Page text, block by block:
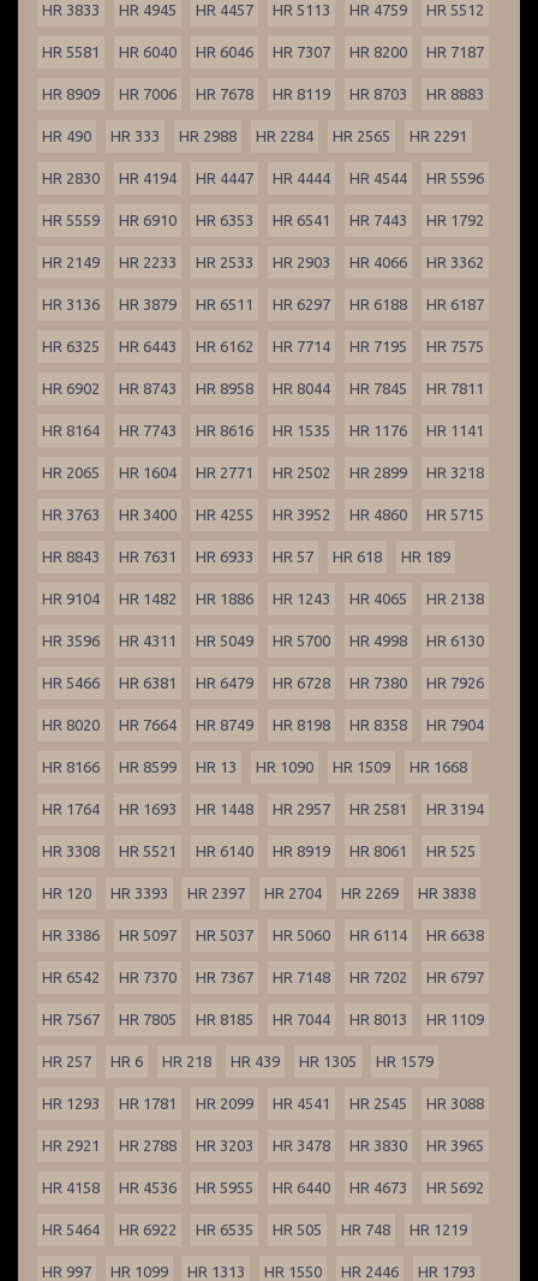
HR 3833 HR 4945 HR 4457 HR 5113 HR 4759 HR 5512
HR 5581 HR 6040 HR 6046 HR 7307 HR 8200 HR 7187
HR 8909 HR 7006 HR 7678 HR 8119 HR 8703 HR 8883
HR 490 HR 333 HR 2988 HR 2284 HR 2565 HR 2291
HR 2830 HR 4194 HR 4447 HR 4444 HR 4544 HR 5596
HR 5559 HR 6910 HR 6353 HR 6541 HR 7443 HR 1792
HR 2149 HR 2233 HR 2533 HR 2903 HR 4066 HR 3362
HR 3136 HR 3879 HR 6511 HR 6297 HR 6188 HR 6187
HR 6325 HR 6443 HR 6162 HR 7714 HR 7195 HR 7575
HR 6902 HR 8743 HR 8958 HR 8044 HR 7845 HR 7811
HR 8164 HR 7743 HR 8616 HR 1535 HR 1176 HR 1141
HR 2065 HR 1604 HR 2771 HR 2502 HR 2899 HR 3218
HR 3763 HR 3400 HR 4255 HR 3952 HR 4860 HR 5715
HR 8843 HR 7631 HR 6933 HR 57 HR 618 HR 189
HR 9104 HR 1482 HR 1886 HR 1243 HR 4065 HR 2138
HR 3596 HR 4311 HR 5049 HR 5700 HR 4998 HR 6130
HR 5466 HR 6381 HR 6479 HR 6728 HR 7380 HR 7926
HR 8020 HR 7664 HR 8749 HR 8198 HR 8358 HR 7904
HR 8166 HR 8599 HR 13 HR 1090 HR 1509 HR 1668
HR 1764 HR 1693 HR 1448 HR 2957 HR 2581 HR 3194
HR 3308 HR 5521 HR 6140 HR 8919 HR 8061 HR 525
HR 120 HR 3393 HR 2397 HR 2704 HR 2269 HR 3838
HR 3386 HR 5097 HR 5037 HR 5060 HR 6114 HR 6638
HR 6542 HR 7370 HR 7367 HR 7148 HR 7202 HR 6797
HR 7567 HR 7805 HR 8185 HR 7044 HR 8013 HR 1109
HR 257 HR 6 HR 218 HR 439 HR 1305 HR 1579
HR 1293 HR 1781 HR 2099 HR 4541 HR 2545 HR 3088
HR 2921 HR 2788 HR 3203 HR 3478 HR 3830 HR 3965
HR 4158 HR 4536 HR 5955 HR 6440 HR 4673 HR 5692
HR 5464 HR 6922 HR 6535 HR 505 HR 748 HR 1219
HR 997 HR 1099 HR 1313 HR 1550 HR 2446 HR 1793